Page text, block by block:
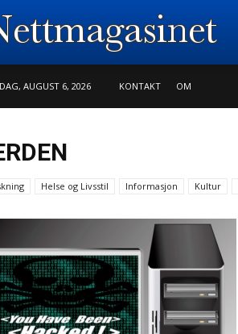
AUGUST 6, 2026 KONTAKT OM
Helse og Livsstil Informasjon Kultur